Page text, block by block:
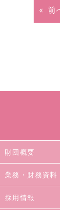
« 前
財団概要
業務・財務資料
採用情報